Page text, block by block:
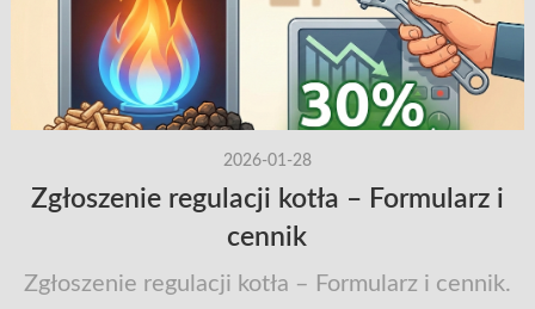
2026-01-28
Zgłoszenie regulacji kotła – Formularz i
cennik
Zgłoszenie regulacji kotła – Formularz i cennik.